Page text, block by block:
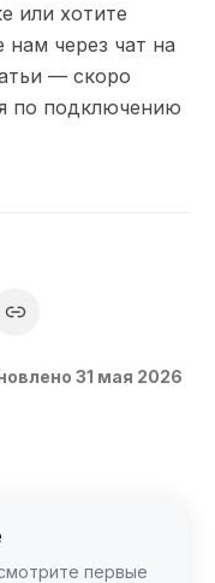
или хотите
через чат на
— скоро
по подключению
31 мая 2026
первые